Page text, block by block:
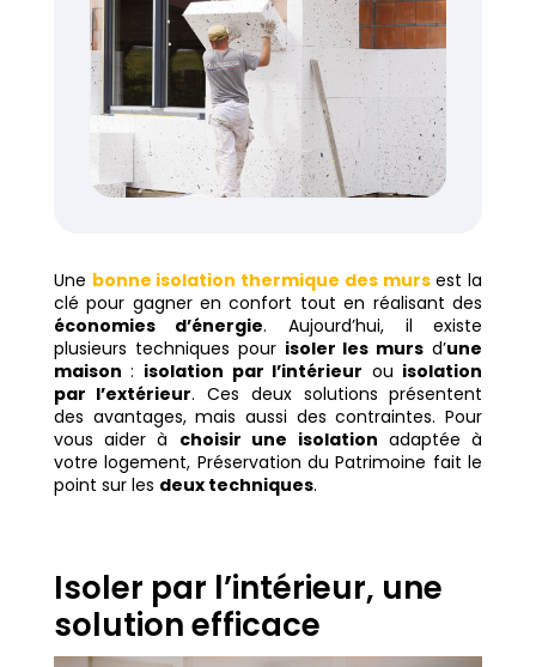
Une bonne isolation thermique des mursest la
clé pour gagner en confort tout en réalisant des
économies d’énergie. Aujourd’hui, il existe
plusieurs techniques pour isoler les murs d’une
maison : isolation par l’intérieur ou isolation
par l’extérieur. Ces deux solutions présentent
des avantages, mais aussi des contraintes. Pour
vous aider à choisir une isolation adaptée à
votre logement, Préservation du Patrimoine fait le
point sur les deux techniques.
Isoler par l’intérieur, une
solution efficace